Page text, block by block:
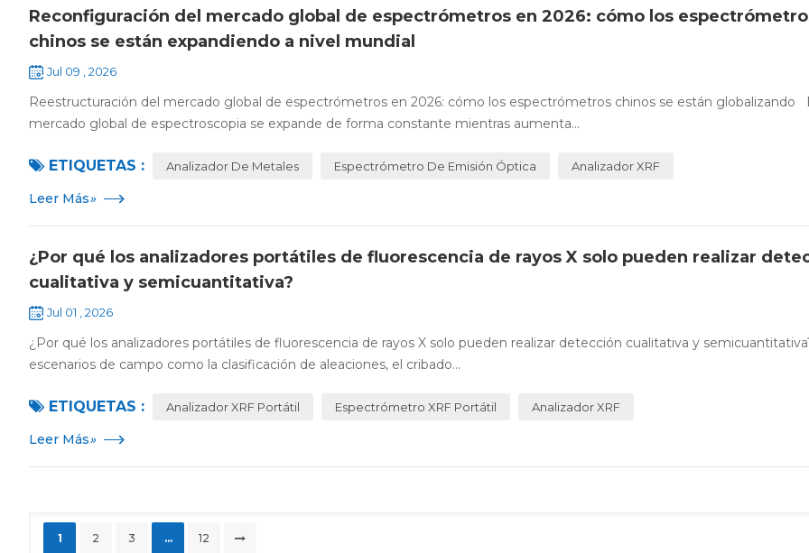
Reconfiguración del mercado global de espectrómetros en 2026: cómo los
chinos se están expandiendo a nivel mundial
Jul 09 , 2026
Reestructuración del mercado global de espectrómetros en 2026: cómo los espectrómetros chinos se están globalizando
mercado global de espectroscopia se expande de forma constante mientras aumenta...
ETIQUETAS : Analizador De Metales Espectrómetro De Emisión Óptica Analizador XRF
Leer Más»
¿Por qué los analizadores portátiles de fluorescencia de rayos X solo pueden realizar
cualitativa y semicuantitativa?
Jul 01 , 2026
¿Por qué los analizadores portátiles de fluorescencia de rayos X solo pueden realizar detección cualitativa y
escenarios de campo como la clasificación de aleaciones, el cribado...
ETIQUETAS : Analizador XRF Portátil Espectrómetro XRF Portátil Analizador XRF
Leer Más»
1 2 3 ... 12